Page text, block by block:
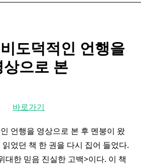
도덕적인 언행을
상으로 본
바로가기
언행을 영상으로 본 후 멘붕이 왔
었던 책 한 권을 다시 집어 들었다.
대한 믿음 진실한 고백>이다. 이 책